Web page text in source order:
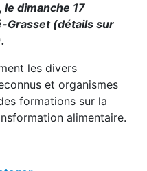
le dimanche 17
Grasset (détails sur
les divers
et organismes
formations sur la
alimentaire.